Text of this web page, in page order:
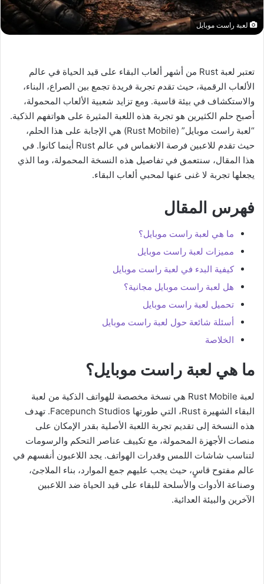
لعبة راست موبايل
تعتبر لعبة Rust من أشهر ألعاب البقاء على قيد الحياة في عالم
الألعاب الرقمية، حيث تقدم تجربة فريدة تجمع بين الصراع، البناء،
والاستكشاف في بيئة قاسية. ومع تزايد شعبية الألعاب المحمولة،
أصبح حلم الكثيرين هو تجربة هذه اللعبة المثيرة على هواتفهم الذكية.
“لعبة راست موبايل” (Rust Mobile) هي الإجابة على هذا الحلم،
حيث تقدم للاعبين فرصة الانغماس في عالم Rust أينما كانوا. في
هذا المقال، سنتعمق في تفاصيل هذه النسخة المحمولة، وما الذي
يجعلها تجربة لا غنى عنها لمحبي ألعاب البقاء.
فهرس المقال
ما هي لعبة راست موبايل؟
مميزات لعبة راست موبايل
كيفية البدء في لعبة راست موبايل
هل لعبة راست موبايل مجانية؟
تحميل لعبة راست موبايل
أسئلة شائعة حول لعبة راست موبايل
الخلاصة
ما هي لعبة راست موبايل؟
لعبة Rust Mobile هي نسخة مخصصة للهواتف الذكية من لعبة
البقاء الشهيرة Rust، التي طورتها Facepunch Studios. تهدف
هذه النسخة إلى تقديم تجربة اللعبة الأصلية بقدر الإمكان على
منصات الأجهزة المحمولة، مع تكييف عناصر التحكم والرسومات
لتناسب شاشات اللمس وقدرات الهواتف. يجد اللاعبون أنفسهم في
عالم مفتوح قاسٍ، حيث يجب عليهم جمع الموارد، بناء الملاجئ،
وصناعة الأدوات والأسلحة للبقاء على قيد الحياة ضد اللاعبين
الآخرين والبيئة العدائية.